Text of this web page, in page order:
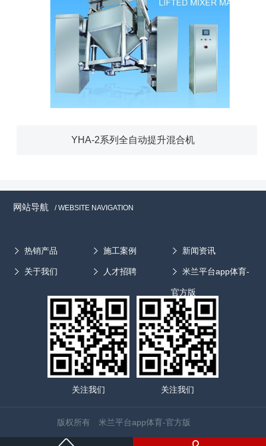
YHA-2系列全自动提升混合机
网站导航 / WEBSITE NAVIGATION
热销产品 施工案例 新闻资讯
关于我们 人才招聘 米兰平台app体育-
官方版
关注我们 关注我们
版权所有 米兰平台app体育-官方版